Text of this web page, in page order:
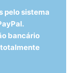
pelo sistema
bancário